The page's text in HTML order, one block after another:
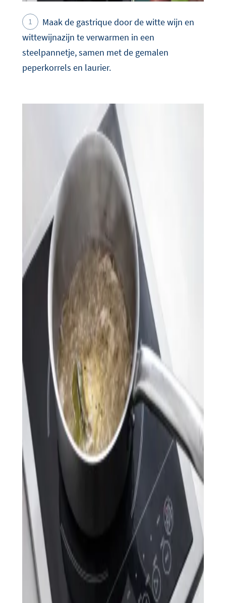
Maak de gastrique door de witte wijn en
wittewijnazijn te verwarmen in een
steelpannetje, samen met de gemalen
peperkorrels en laurier.